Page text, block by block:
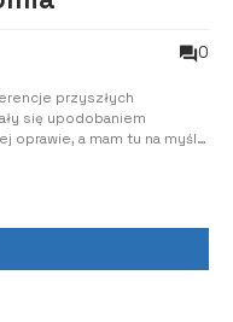
0
przyszłych
się upodobaniem
oprawie, a mam tu na myśli
bosa stopa zapada się